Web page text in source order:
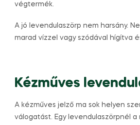
végtermék.
A jó levendulaszörp nem harsány.
marad vízzel vagy szódával hígítva
Kézműves
A kézműves jelző ma sok helyen
válogatást. Egy levendulaszörpnél